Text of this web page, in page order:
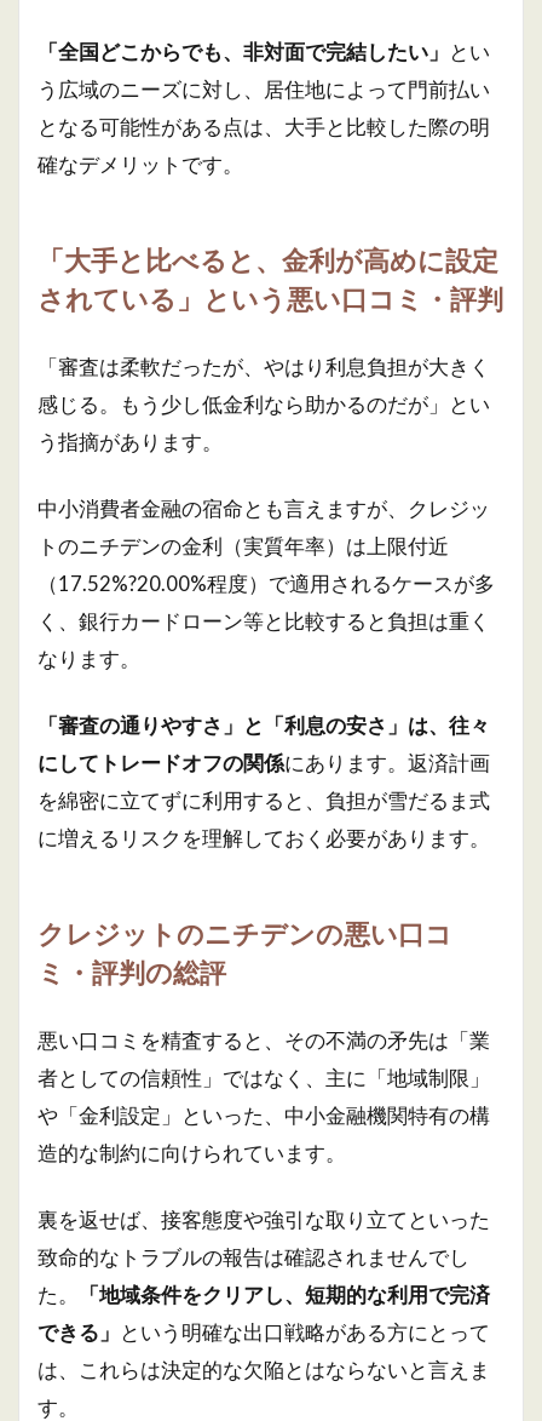
「全国どこからでも、非対面で完結したい」 とい
う広域のニーズに対し、居住地によって門前払い
となる可能性がある点は、大手と比較した際の明
確なデメリットです。
「大手と比べると、金利が高めに設定
されている」という悪い口コミ・評判
「審査は柔軟だったが、やはり利息負担が大きく
感じる。もう少し低金利なら助かるのだが」とい
う指摘があります。
中小消費者金融の宿命とも言えますが、クレジッ
トのニチデンの金利（実質年率）は上限付近
（17.52%?20.00%程度）で適用されるケースが多
く、銀行カードローン等と比較すると負担は重く
なります。
「審査の通りやすさ」と「利息の安さ」は、往々
にしてトレードオフの関係にあります。返済計画
を綿密に立てずに利用すると、負担が雪だるま式
に増えるリスクを理解しておく必要があります。
クレジットのニチデンの悪い口コ
ミ・評判の総評
悪い口コミを精査すると、その不満の矛先は「業
者としての信頼性」ではなく、主に「地域制限」
や「金利設定」といった、中小金融機関特有の構
造的な制約に向けられています。
裏を返せば、接客態度や強引な取り立てといった
致命的なトラブルの報告は確認されませんでし
た。
「地域条件をクリアし、短期的な利用で完済
できる」 という明確な出口戦略がある方にとって
は、これらは決定的な欠陥とはならないと言えま
す。